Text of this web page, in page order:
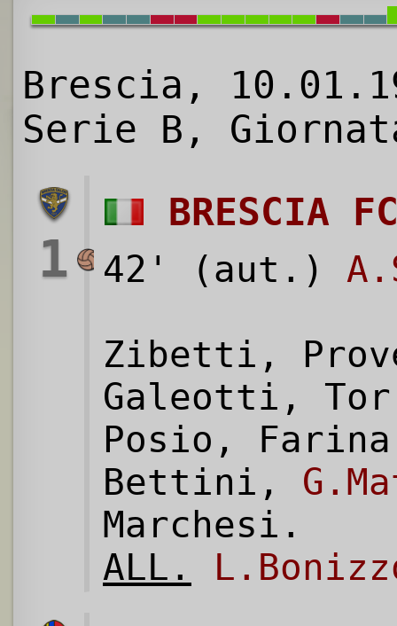
Brescia,
Serie B,
1
BRESCIA
42' (aut.)
Zibetti,
Galeotti,
Posio,
Bettini,
Marchesi.
ALL.